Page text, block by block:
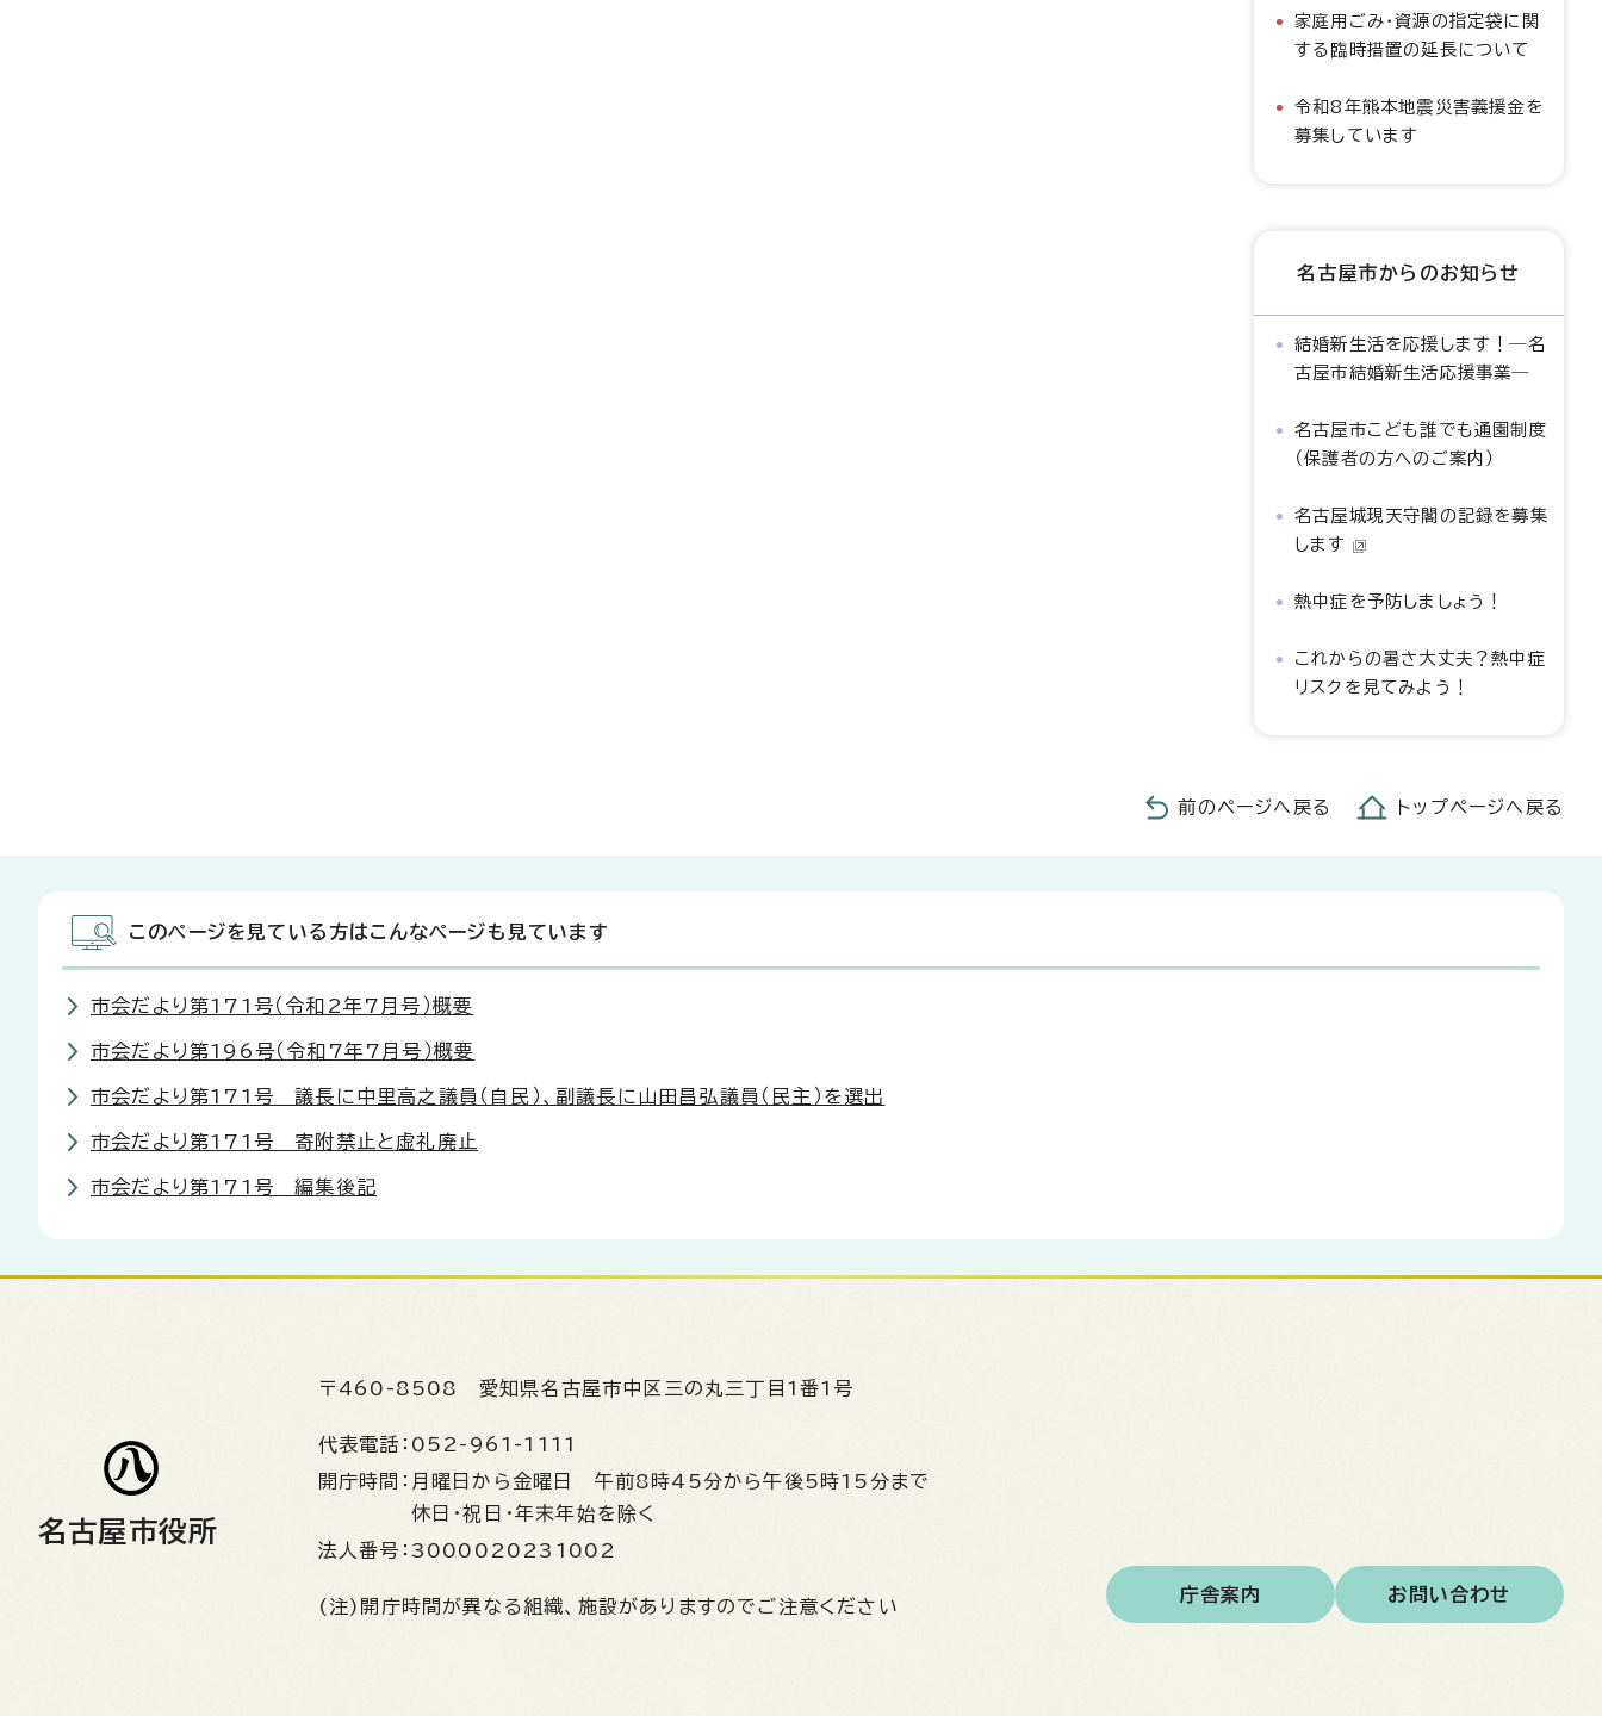
家庭用ごみ・資源の指定袋に関
する臨時措置の延長について
令和8年熊本地震災害義援金を
募集しています
名古屋市からのお知らせ
結婚新生活を応援します！―名
古屋市結婚新生活応援事業―
名古屋市こども誰でも通園制度
（保護者の方へのご案内）
名古屋城現天守閣の記録を募集
します
熱中症を予防しましょう！
これからの暑さ大丈夫？熱中症
リスクを見てみよう！
前のページへ戻る トップページへ戻る
このページを見ている方はこんなページも見ています
市会だより第171号（令和2年7月号）概要
市会だより第196号（令和7年7月号）概要
市会だより第171号 議長に中里高之議員（自民）、副議長に山田昌弘議員（民主）を選出
市会だより第171号 寄附禁止と虚礼廃止
市会だより第171号 編集後記
名古屋市役所
〒460-8508 愛知県名古屋市中区三の丸三丁目1番1号
代表電話： 052-961-1111
開庁時間： 月曜日から金曜日 午前8時45分から午後5時15分まで
休日・祝日・年末年始を除く
法人番号： 3000020231002
(注)開庁時間が異なる組織、施設がありますのでご注意ください
庁舎案内 お問い合わせ